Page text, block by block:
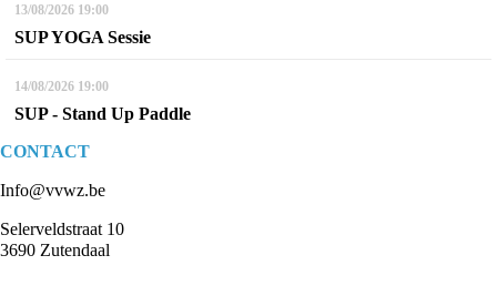
13/08/2026 19:00
SUP YOGA Sessie
14/08/2026 19:00
SUP - Stand Up Paddle
CONTACT
Info@vvwz.be
Selerveldstraat 10
3690 Zutendaal